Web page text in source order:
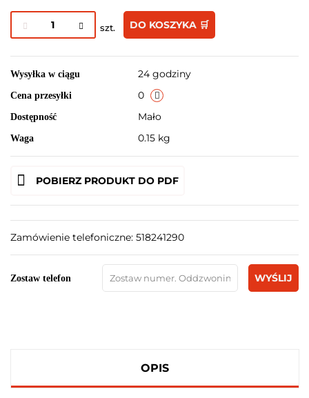
szt. DO KOSZYKA 🛒
Wysyłka w ciągu 24 godziny
Cena przesyłki 0
Dostępność Mało
Waga 0.15 kg
POBIERZ PRODUKT DO PDF
Zamówienie telefoniczne: 518241290
Zostaw telefon WYŚLIJ
OPIS